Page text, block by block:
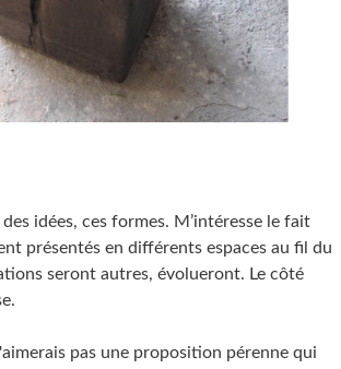
idées, ces formes. M’intéresse le fait
présentés en différents espaces au fil du
seront autres, évolueront. Le côté
pas une proposition pérenne qui